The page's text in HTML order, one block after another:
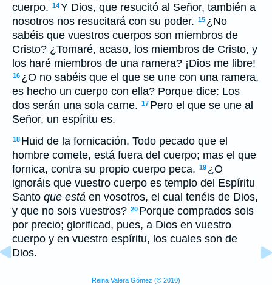
cuerpo. 14Y Dios, que resucitó al Señor, también a
nosotros nos resucitará con su poder. 15 ¿No
sabéis que vuestros cuerpos son miembros de
Cristo? ¿Tomaré, acaso, los miembros de Cristo, y
los haré miembros de una ramera? ¡Dios me libre!
16 ¿O no sabéis que el que se une con una ramera,
es hecho un cuerpo con ella? Porque dice: Los
dos serán una sola carne. 17 Pero el que se une al
Señor, un espíritu es.
18 Huid de la fornicación. Todo pecado que el
hombre comete, está fuera del cuerpo; mas el que
fornica, contra su propio cuerpo peca. 19 ¿O
ignoráis que vuestro cuerpo es templo del Espíritu
Santo que está en vosotros, el cual tenéis de Dios,
y que no sois vuestros? 20 Porque comprados sois
por precio; glorificad, pues, a Dios en vuestro
cuerpo y en vuestro espíritu, los cuales son de
Dios.
Reina Valera Gómez (© 2010)